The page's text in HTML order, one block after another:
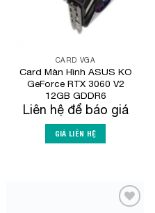
CARD VGA
Card Màn Hình ASUS KO
GeForce RTX 3060 V2
12GB GDDR6
Liên hệ để báo giá
GIÁ LIÊN HỆ